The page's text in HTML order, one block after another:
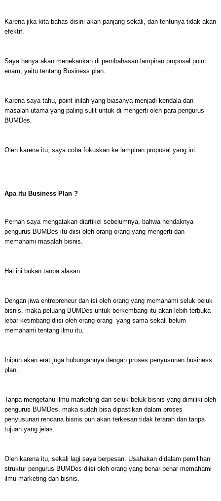
Karena jika kita bahas disini akan panjang sekali, dan tentunya tidak akan
efektif.
Saya hanya akan menekankan di pembahasan lampiran proposal point
enam, yaitu tentang Business plan.
Karena saya tahu, point inilah yang biasanya menjadi kendala dan
masalah utama yang paling sulit untuk di mengerti oleh para pengurus
BUMDes.
Oleh karena itu, saya coba fokuskan ke lampiran proposal yang ini.
Apa itu Business Plan ?
Pernah saya mengatakan diartikel sebelumnya, bahwa hendaknya
pengurus BUMDes itu diisi oleh orang-orang yang mengerti dan
memahami masalah bisnis.
Hal ini bukan tanpa alasan.
Dengan jiwa entrepreneur dan isi oleh orang yang memahami seluk beluk
bisnis, maka peluang BUMDes untuk berkembang itu akan lebih terbuka
lebar ketimbang diisi oleh orang-orang yang sama sekali belum
memahami tentang ilmu itu.
Inipun akan erat juga hubungannya dengan proses penyusunan business
plan.
Tanpa mengetahu ilmu marketing dan seluk beluk bisnis yang dimiliki oleh
pengurus BUMDes, maka sudah bisa dipastikan dalam proses
penyusunan rencana bisnis pun akan terkesan tidak terarah dan tanpa
tujuan yang jelas.
Oleh karena itu, sekali lagi saya berpesan. Usahakan didalam pemilihan
struktur pengurus BUMDes diisi oleh orang yang benar-benar memahami
ilmu marketing dan bisnis.